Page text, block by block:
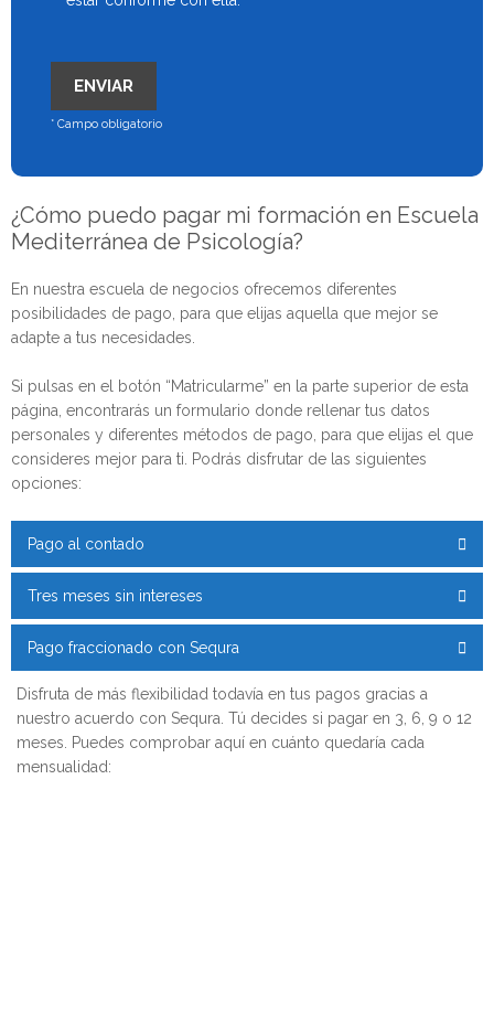
* Campo obligatorio
¿Cómo puedo pagar mi formación en Escuela
Mediterránea de Psicología?
En nuestra escuela de negocios ofrecemos diferentes
posibilidades de pago, para que elijas aquella que mejor se
adapte a tus necesidades.
Si pulsas en el botón “Matricularme” en la parte superior de esta
página, encontrarás un formulario donde rellenar tus datos
personales y diferentes métodos de pago, para que elijas el que
consideres mejor para ti. Podrás disfrutar de las siguientes
opciones:
Pago al contado
Tres meses sin intereses
Pago fraccionado con Sequra
Disfruta de más flexibilidad todavía en tus pagos gracias a
nuestro acuerdo con Sequra. Tú decides si pagar en 3, 6, 9 o 12
meses. Puedes comprobar aquí en cuánto quedaría cada
mensualidad: